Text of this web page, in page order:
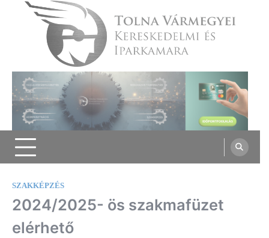
Tolna Vármegyei Kereskedelmi és
Iparkamara
SZAKKÉPZÉS
2024/2025- ös szakmafüzet
elérhető